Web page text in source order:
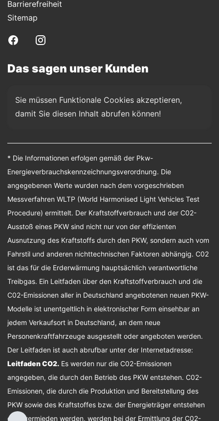
Barrierefreiheit
Sitemap
Das sagen unser Kunden
Sie müssen Funktionale Cookies akzeptieren,
damit Sie diesen Inhalt abrufen können!
* Die Informationen erfolgen gemäß der Pkw-
Energieverbrauchskennzeichnungsverordnung. Die
angegebenen Werte wurden nach dem vorgeschrieben
Messverfahren WLTP (World Harmonised Light Vehicles Test
Procedure) ermittelt. Der Kraftstoffverbrauch und der C02-
Ausstoß eines PKW sind nicht nur von der effizienten
Ausnutzung des Kraftstoffs durch den PKW, sondern auch vom
Fahrstil und anderen nichttechnischen Faktoren abhängig. C02
ist das für die Erderwärmung hauptsächlich verantwortliche
Treibgas. Ein Leitfaden über den Kraftstoffverbrauch und die
C02-Emissionen aller in Deutschland angebotenen neuen PKW-
Modelle ist unentgeltlich in elektronischer Form einsehbar an
jedem Verkaufsort in Deutschland, an dem neue
Personenkraftfahrzeuge ausgestellt oder angeboten werden.
Der Leitfaden ist auch abrufbar unter der Internetadresse:
Leitfaden CO2. Es werden nur die C02-Emissionen
angegeben, die durch den Betrieb des PKW entstehen. C02-
Emissionen, die durch die Produktion und Bereitstellung des
PKW sowie des Kraftstoffes bzw. der Energieträger entstehen
oder vermieden werden, werden bei der Ermittlung der C02-